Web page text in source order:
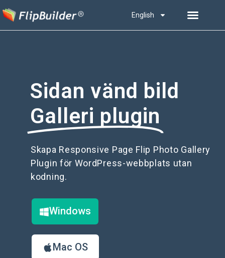
English
Sidan vänd bild
Galleri plugin
Skapa Responsive Page Flip Photo Gallery
Plugin för WordPress-webbplats utan
kodning.
Windows
Mac OS